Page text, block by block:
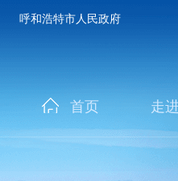
呼和浩特市人民政府
首页 走